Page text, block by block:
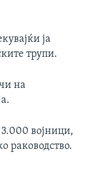
ја
трупи.
на
војници,
раководство.